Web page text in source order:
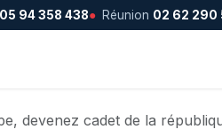
05 94 358 438● Réunion 02 62 290
devenez cadet de la